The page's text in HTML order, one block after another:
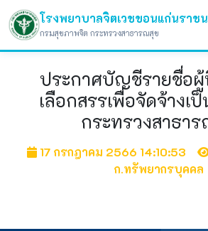
โรงพยาบาลจิตเวชขอนแก่นราช
กรมสุขภาพจิต กระทรวงสาธารณสุข
ประกาศบัญชีรายชื่อ
เลือกสรรเพื่อจัดจ้างเ
กระทรวงสาธา
17 กรกฎาคม 2566 14:10:53
ก.ทรัพยากรบุคคล